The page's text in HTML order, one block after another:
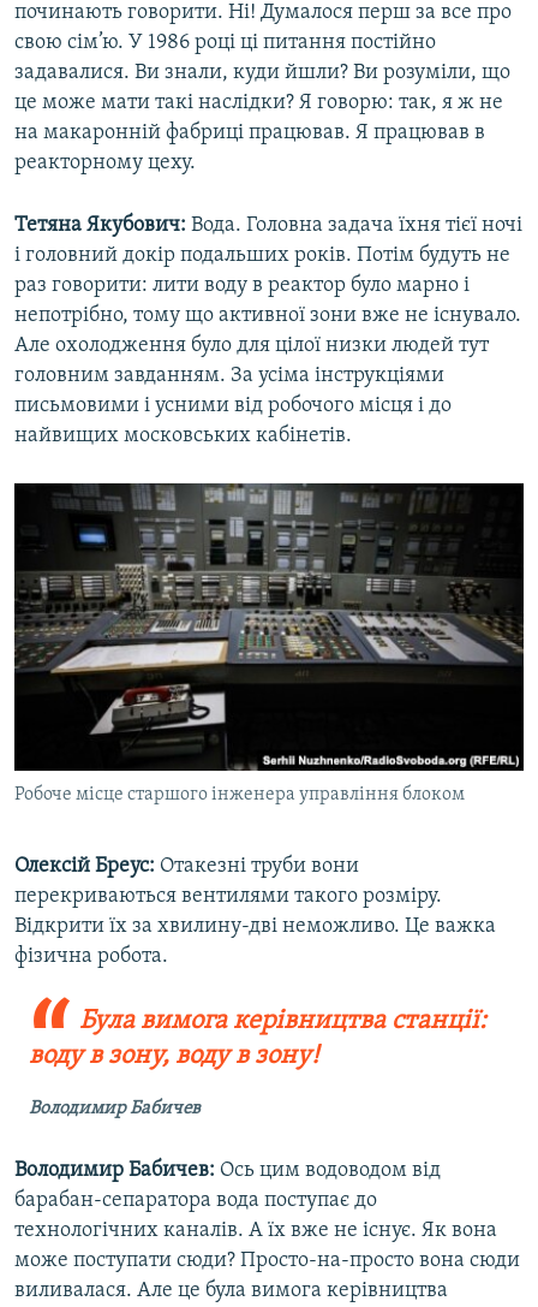
починають говорити. Ні! Думалося перш за все про
свою сім’ю. У 1986 році ці питання постійно
задавалися. Ви знали, куди йшли? Ви розуміли, що
це може мати такі наслідки? Я говорю: так, я ж не
на макаронній фабриці працював. Я працював в
реакторному цеху.
Тетяна Якубович: Вода. Головна задача їхня тієї ночі
і головний докір подальших років. Потім будуть не
раз говорити: лити воду в реактор було марно і
непотрібно, тому що активної зони вже не існувало.
Але охолодження було для цілої низки людей тут
головним завданням. За усіма інструкціями
письмовими і усними від робочого місця і до
найвищих московських кабінетів.
Робоче місце старшого інженера управління блоком
Олексій Бреус: Отакезні труби вони
перекриваються вентилями такого розміру.
Відкрити їх за хвилину-дві неможливо. Це важка
фізична робота.
Була вимога керівництва станції:
воду в зону, воду в зону!
Володимир Бабичев
Володимир Бабичев: Ось цим водоводом від
барабан-сепаратора вода поступає до
технологічних каналів. А їх вже не існує. Як вона
може поступати сюди? Просто-на-просто вона сюди
виливалася. Але це була вимога керівництва